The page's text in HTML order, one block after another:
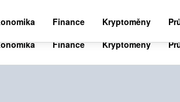
Finance Kryptoměny